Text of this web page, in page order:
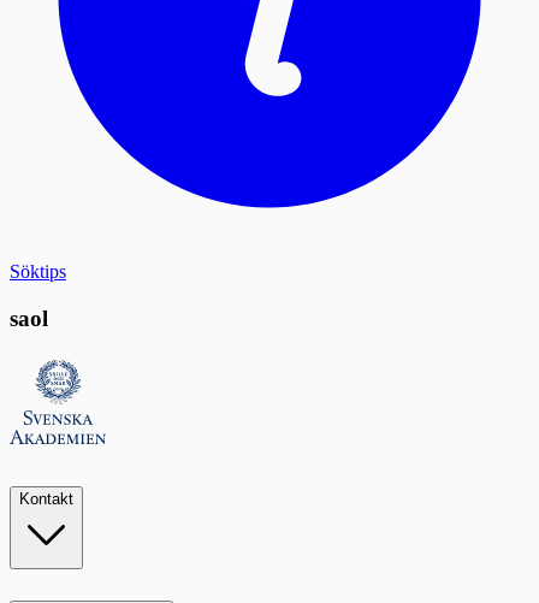
Söktips
saol
Kontakt